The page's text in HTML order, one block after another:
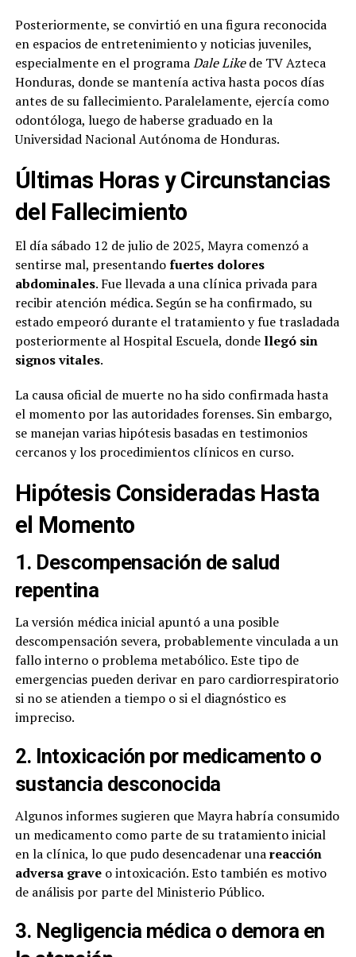
Posteriormente, se convirtió en una figura reconocida
en espacios de entretenimiento y noticias juveniles,
especialmente en el programaDale Likede TV Azteca
Honduras, donde se mantenía activa hasta pocos días
antes de su fallecimiento. Paralelamente, ejercía como
odontóloga, luego de haberse graduado en la
Universidad Nacional Autónoma de Honduras.
Últimas Horas y Circunstancias
del Fallecimiento
El día sábado 12 de julio de 2025, Mayra comenzó a
sentirse mal, presentandofuertes dolores
abdominales. Fue llevada a una clínica privada para
recibir atención médica. Según se ha confirmado, su
estado empeoró durante el tratamiento y fue trasladada
posteriormente al Hospital Escuela, donde llegó sin
signos vitales.
La causa oficial de muerte no ha sido confirmada hasta
el momento por las autoridades forenses. Sin embargo,
se manejan varias hipótesis basadas en testimonios
cercanos y los procedimientos clínicos en curso.
Hipótesis Consideradas Hasta
el Momento
1. Descompensación de salud
repentina
La versión médica inicial apuntó a una posible
descompensación severa, probablemente vinculada a un
fallo interno o problema metabólico. Este tipo de
emergencias pueden derivar en paro cardiorrespiratorio
si no se atienden a tiempo o si el diagnóstico es
impreciso.
2. Intoxicación por medicamento o
sustancia desconocida
Algunos informes sugieren que Mayra habría consumido
un medicamento como parte de su tratamiento inicial
en la clínica, lo que pudo desencadenar unareacción
adversa graveo intoxicación. Esto también es motivo
de análisis por parte del Ministerio Público.
3. Negligencia médica o demora en